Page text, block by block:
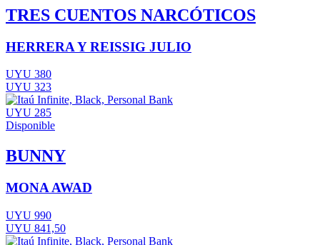
TRES CUENTOS NARCÓTICOS
HERRERA Y REISSIG JULIO
UYU 380
UYU 323
UYU 285
Disponible
BUNNY
MONA AWAD
UYU 990
UYU 841,50